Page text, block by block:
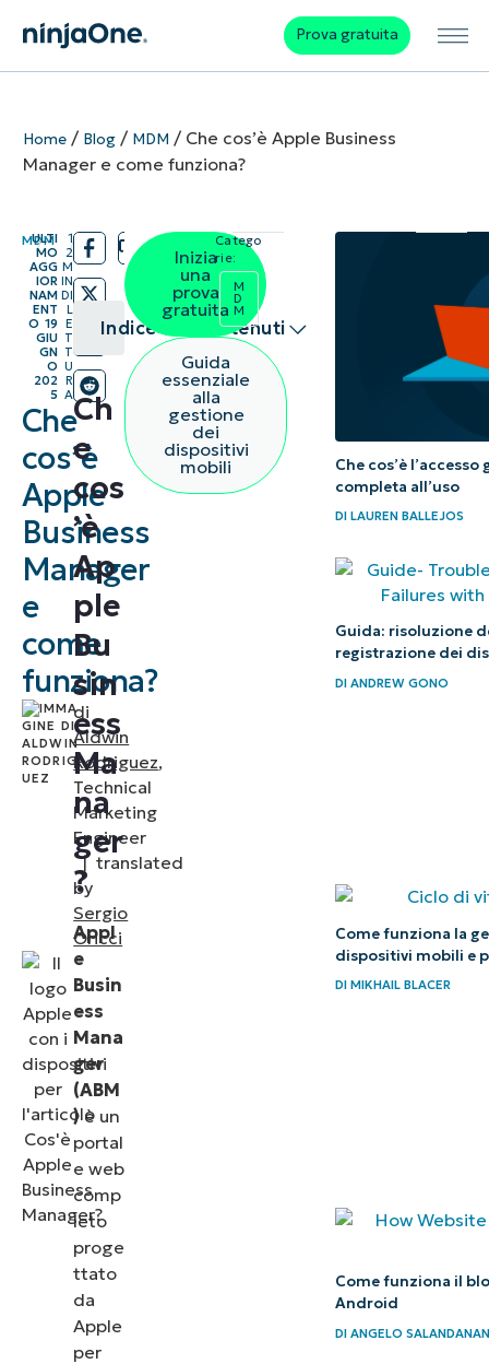
Prova gratuita
Home/ Blog/ MDM / Che cos’è Apple Business
Manager e come funziona?
MDM
/
ULTI
MO
AGG
IOR
NAM
ENT
O 19
GIU
GN
O
202
5
/
1
2
M
IN
DI
L
E
T
T
U
R
A
Che
cos’è
Apple
Business
Manager
e
come
funziona?
di
Aldwin
Rodriguez,
Technical
Marketing
Engineer
|translated
by
Sergio
Oricci
Indice dei contenuti
Riepilogo
Che cos’è
Apple
Business
L’evoluzione
e l’impatto
Business
Manager: Da
VPP e DEP a
una centrale
di
automazione
centralizzata
rapporto
Chi usa
Manager
Quali sono
funzionalità
Apple
Ch
e
cos
’è
Ap
ple
Bu
sin
ess
Ma
na
ger
?
Appl
e
Busin
ess
Mana
ger
(ABM
)è un
portal
e web
comp
leto
proge
ttato
da
Apple
per
Inizia
una
prova
gratuita
Guida
essenziale
alla
gestione
dei
dispositivi
mobili
Catego
rie:
M
D
M
Che cos’è
completa all’uso
DI LAUREN BALLEJOS
Guida: risoluzione
registrazione dei
DI ANDREW GONO
Come funziona la
dispositivi mobili e
DI MIKHAIL BLACER
Come funziona il
Android
DI ANGELO